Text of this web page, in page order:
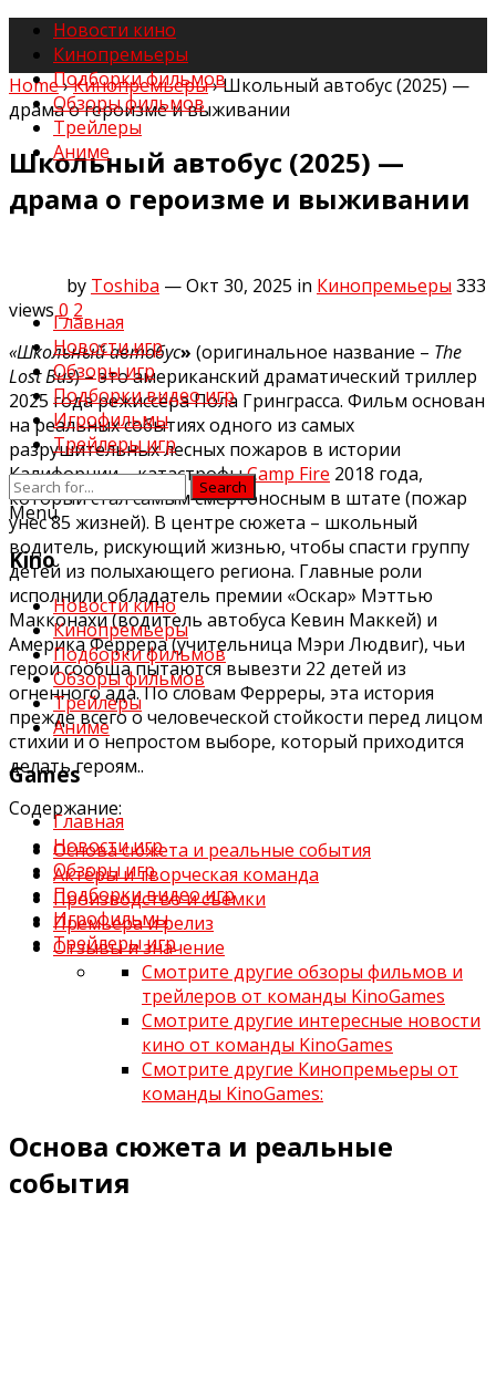
Новости кино
Кинопремьеры
Подборки фильмов
Обзоры фильмов
Трейлеры
Аниме
Главная
Новости игр
Обзоры игр
Подборки видео игр
Игрофильмы
Трейлеры игр
Search
Menu
Kino
Новости кино
Кинопремьеры
Подборки фильмов
Обзоры фильмов
Трейлеры
Аниме
Games
Главная
Новости игр
Обзоры игр
Подборки видео игр
Игрофильмы
Трейлеры игр
Home›Кинопремьеры›Школьный автобус (2025) —
драма о героизме и выживании
Школьный автобус (2025) —
драма о героизме и выживании
by Toshiba — Окт 30, 2025 in Кинопремьеры 333
views 0 2
«Школьный автобус» (оригинальное название – The
Lost Bus) – это американский драматический триллер
2025 года режиссёра Пола Гринграсса. Фильм основан
на реальных событиях одного из самых
разрушительных лесных пожаров в истории
Калифорнии – катастрофыCamp Fire 2018 года,
который стал самым смертоносным в штате (пожар
унес 85 жизней). В центре сюжета – школьный
водитель, рискующий жизнью, чтобы спасти группу
детей из полыхающего региона. Главные роли
исполнили обладатель премии «Оскар» Мэттью
Макконахи (водитель автобуса Кевин Маккей) и
Америка Феррера (учительница Мэри Людвиг), чьи
герои сообща пытаются вывезти 22 детей из
огненного ада. По словам Ферреры, эта история
прежде всего о человеческой стойкости перед лицом
стихии и о непростом выборе, который приходится
делать героям..
Содержание:
Основа сюжета и реальные события
Актёры и творческая команда
Производство и съёмки
Премьера и релиз
Отзывы и значение
Смотрите другие обзоры фильмов и
трейлеров от команды KinoGames
Смотрите другие интересные новости
кино от команды KinoGames
Смотрите другие Кинопремьеры от
команды KinoGames:
Основа сюжета и реальные
события